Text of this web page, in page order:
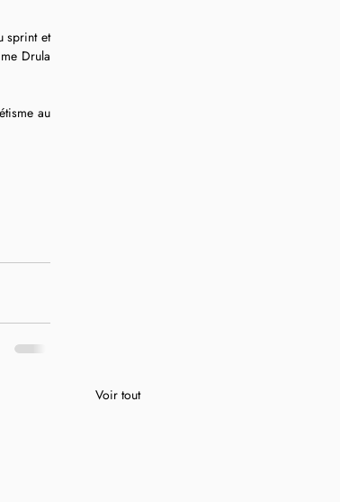
Drula
au
Voir tout